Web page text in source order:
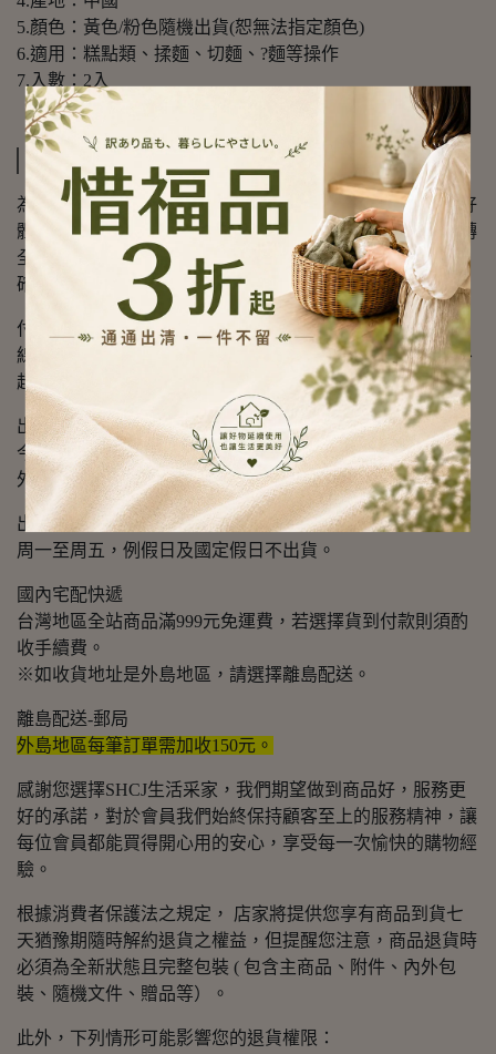
5.顏色：黃色/粉色隨機出貨(恕無法指定顏色)
6.適用：糕點類、揉麵、切麵、?麵等操作
7.入數：2入
運送方式
為確保商品的運送以及時效，同時希望帶給會員購物的良好
體驗，我們與下列各快遞物流公司配合，提供快件商品流轉
全過程，全環節的資訊監控、跟踪、査詢及資源調度工作，
確保每一件訂單的服務質量。
付款方式：
線上刷卡(一次付清)、分期、LINE Pay、Apple Pay、Aftee、
超商代碼、貨到付款、網路ATM
出貨時效：
今日的訂單，隔日出貨。出貨後大約2~3個工作天可到貨。
外島地區依郵局時效規定，如有問題可詢問客服。
出貨日：
周一至周五，例假日及國定假日不出貨。
國內宅配快遞
台灣地區全站商品滿999元免運費，若選擇貨到付款則須酌
收手續費。
※如收貨地址是外島地區，請選擇離島配送。
離島配送-郵局
外島地區每筆訂單需加收150元。
感謝您選擇SHCJ生活采家，我們期望做到商品好，服務更
好的承諾，對於會員我們始終保持顧客至上的服務精神，讓
每位會員都能買得開心用的安心，享受每一次愉快的購物經
驗。
根據消費者保護法之規定， 店家將提供您享有商品到貨七
天猶豫期隨時解約退貨之權益，但提醒您注意，商品退貨時
必須為全新狀態且完整包裝 ( 包含主商品、附件、內外包
裝、隨機文件、贈品等）。
此外，下列情形可能影響您的退貨權限：